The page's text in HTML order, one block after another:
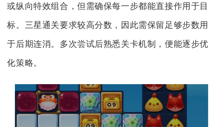
或纵向特效组合，但需确保每一步都能直接作用于目
标。三星通关要求较高分数，因此需保留足够步数用
于后期连消。多次尝试后熟悉关卡机制，便能逐步优
化策略。